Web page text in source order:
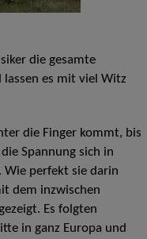
die gesamte
lassen es mit viel Witz
die Finger kommt, bis
Spannung sich in
perfekt sie darin
dem inzwischen
Es folgten
in ganz Europa und